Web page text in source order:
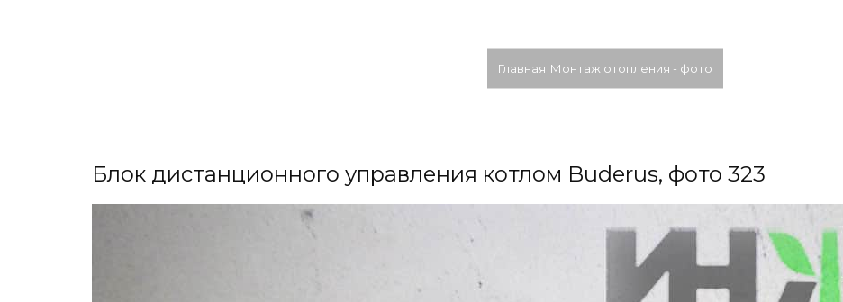
Главная Монтаж отопления - фото
Блок дистанционного управления котлом Buderus, фото 323